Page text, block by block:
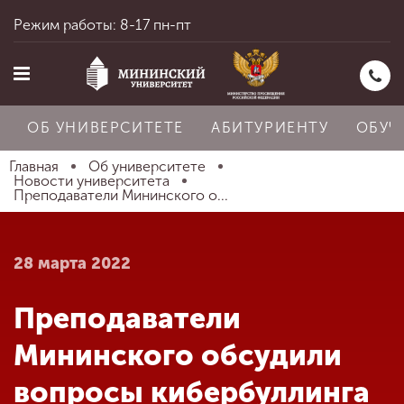
Главная
Абитуриенту
Режим работы: 8-17 пн-пт
ОБ УНИВЕРСИТЕТЕ АБИТУРИЕНТУ
Главная
Об университете
Новости университета
Преподаватели Мининского о...
28 марта 2022
Преподаватели
Мининского обсудили
вопросы кибербуллинга